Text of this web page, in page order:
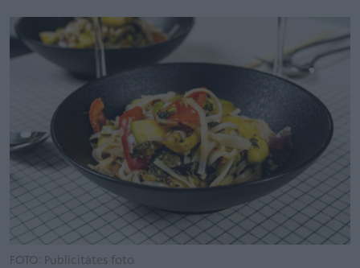
FOTO: Publicitātes foto